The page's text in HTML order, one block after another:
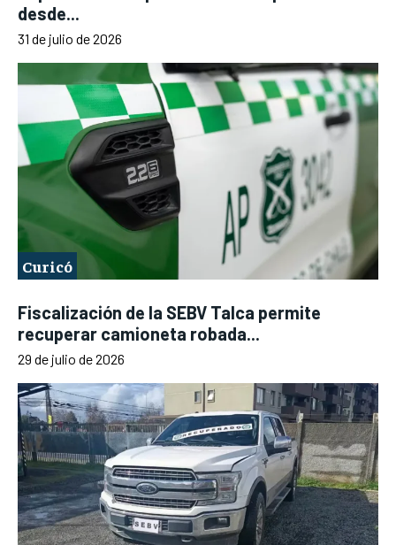
desde...
31 de julio de 2026
Curicó
Fiscalización de la SEBV Talca permite
recuperar camioneta robada...
29 de julio de 2026